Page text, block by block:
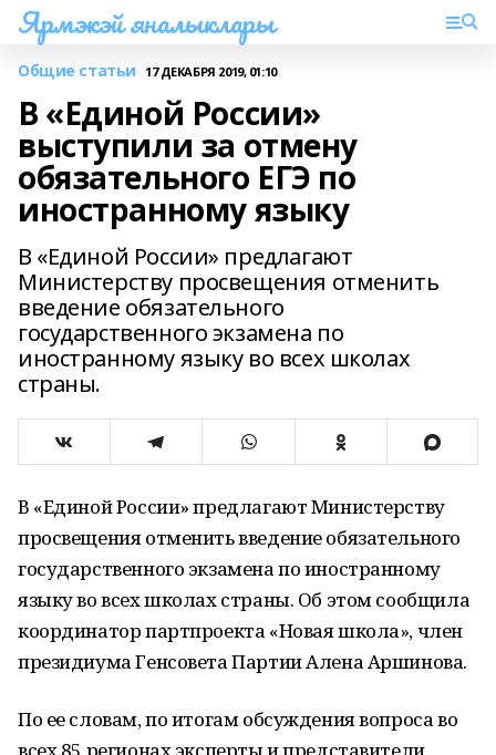
Ярмэкэй яналыклары
Общие статьи 17 ДЕКАБРЯ 2019, 01:10
В «Единой России»
выступили за отмену
обязательного ЕГЭ по
иностранному языку
В «Единой России» предлагают
Министерству просвещения отменить
введение обязательного
государственного экзамена по
иностранному языку во всех школах
страны.
В «Единой России» предлагают Министерству
просвещения отменить введение обязательного
государственного экзамена по иностранному
языку во всех школах страны. Об этом сообщила
координатор партпроекта «Новая школа», член
президиума Генсовета Партии Алена Аршинова.
По ее словам, по итогам обсуждения вопроса во